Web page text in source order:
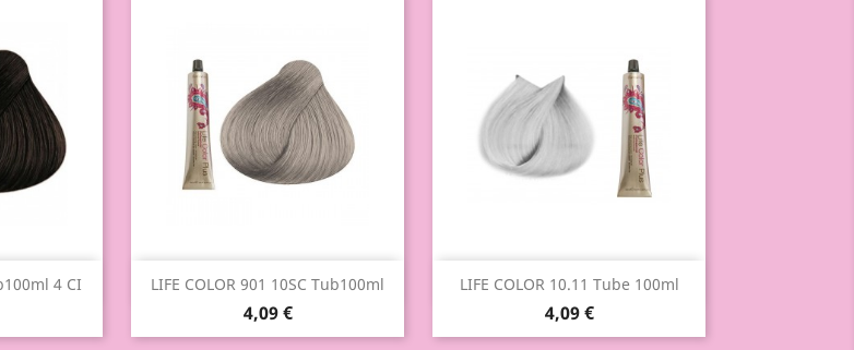
4 CI LIFE COLOR 901 10SC Tub100ml
4,09 €
Aperçu rapide LIFE COLOR 10.11 Tube 100ml
4,09 €
Aperçu rapide